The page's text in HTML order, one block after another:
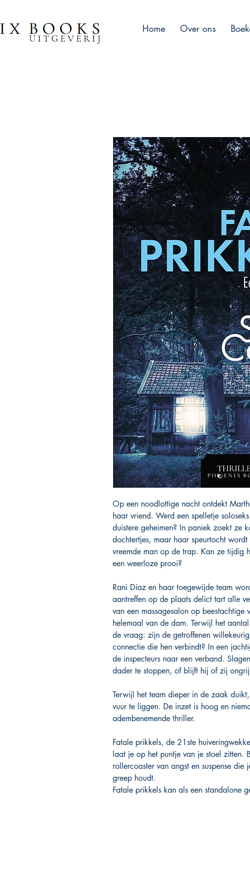
Home Over ons
Op een noodlottige nacht ontdekt
haar vriend. Werd een spelletje
duistere geheimen? In paniek zoekt ze
dochtertjes, maar haar speurtocht
vreemde man op de trap. Kan ze tijdig
een weerloze prooi?
Rani Diaz en haar toegewijde team
aantreffen op de plaats delict tart alle
van een massagesalon op
helemaal van de dam. Terwijl het
de vraag: zijn de getroffenen
connectie die hen verbindt? In een
de inspecteurs naar een verband.
dader te stoppen, of blijft hij of zij
Terwijl het team dieper in de zaak
vuur te liggen. De inzet is hoog en
adembenemende thriller.
Fatale prikkels, de 21ste
laat je op het puntje van je stoel zitten.
rollercoaster van angst en suspense
greep houdt.
Fatale prikkels kan als een standalone